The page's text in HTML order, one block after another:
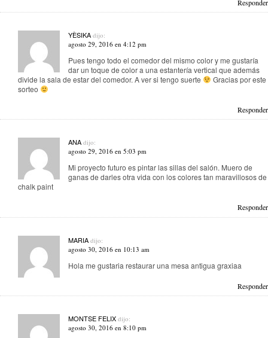
Responder
YÈSIKA dijo:
agosto 29, 2016 en 4:12 pm
Pues tengo todo el comedor del mismo color y me gustaría
dar un toque de color a una estantería vertical que además
divide la sala de estar del comedor. A ver si tengo suerte
Gracias por este
sorteo
Responder
ANA dijo:
agosto 29, 2016 en 5:03 pm
Mi proyecto futuro es pintar las sillas del salón. Muero de
ganas de darles otra vida con los colores tan maravillosos de
chalk paint
Responder
MARIA dijo:
agosto 30, 2016 en 10:13 am
Hola me gustaria restaurar una mesa antigua graxiaa
Responder
MONTSE FELIX dijo:
agosto 30, 2016 en 8:10 pm